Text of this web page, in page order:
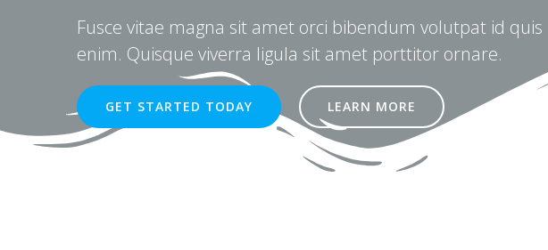
Fusce vitae magna sit amet orci bibendum volutpat id quis
enim. Quisque viverra ligula sit amet porttitor ornare.
GET STARTED TODAY LEARN MORE